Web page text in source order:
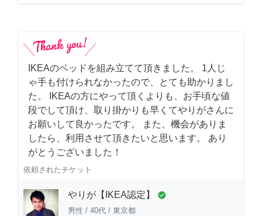
IKEAのベッドを組み立てて頂きました。 1人じ
ゃ手も付けられなかったので、とても助かりまし
た。 IKEAの方にやって頂くよりも、お手頃な値
段でして頂け、取り掛かりも早くてやりがさんに
お願いして良かったです。 また、機会がありま
したら、利用させて頂きたいと思います。 あり
がとうございました！
依頼されたチケット
やりが【IKEA認定】 check_circle
男性 / 40代 / 東京都